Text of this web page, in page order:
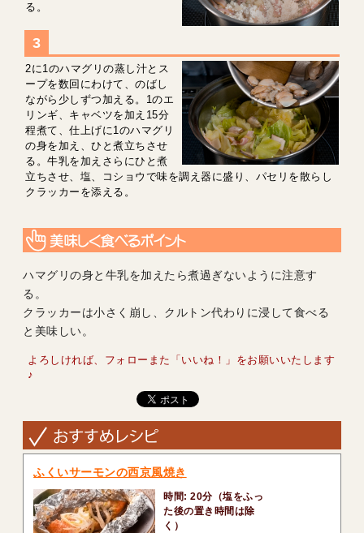
る。
2に1のハマグリの蒸し汁とス
ープを数回にわけて、のばし
ながら少しずつ加える。1のエ
リンギ、キャベツを加え15分
程煮て、仕上げに1のハマグリ
の身を加え、ひと煮立ちさせ
る。牛乳を加えさらにひと煮
立ちさせ、塩、コショウで味を調え器に盛り、パセリを散らし
クラッカーを添える。
ハマグリの身と牛乳を加えたら煮過ぎないように注意す
る。
クラッカーは小さく崩し、クルトン代わりに浸して食べる
と美味しい。
よろしければ、フォローまた「いいね！」をお願いいたします
♪
ふくいサーモンの西京風焼き
時間: 20分（塩をふっ
た後の置き時間は除
く）